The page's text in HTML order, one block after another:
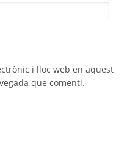
i lloc web en aquest
que comenti.